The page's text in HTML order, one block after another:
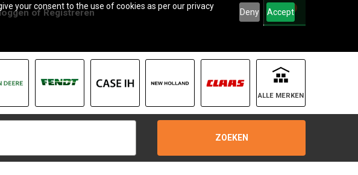
your consent to the use of cookies as per our privacy
Deny Accept
ofRegistreren 0
ALLE MERKEN
ZOEKEN